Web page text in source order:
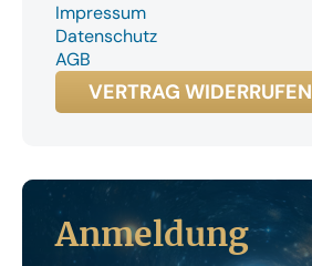
Impressum
Datenschutz
AGB
VERTRAG WIDERRUFEN
Anmeldung